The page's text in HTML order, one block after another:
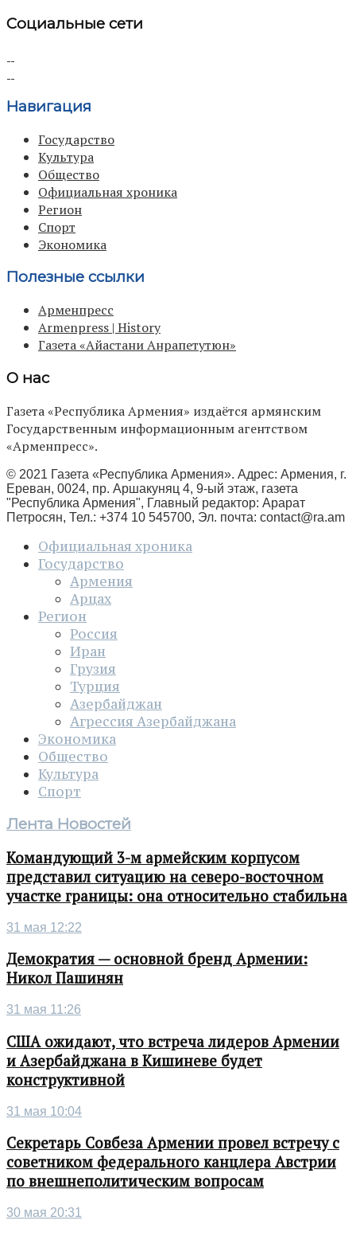
Социальные сети
Навигация
Государство
Культура
Общество
Официальная хроника
Регион
Спорт
Экономика
Полезные ссылки
Арменпресс
Armenpress | History
Газета «Айастани Анрапетутюн»
О нас
Газета «Республика Армения» издаётся армянским
Государственным информационным агентством
«Арменпресс».
© 2021 Газета «Республика Армения». Адрес: Армения, г.
Ереван, 0024, пр. Аршакуняц 4, 9-ый этаж, газета
"Республика Армения", Главный редактор: Арарат
Петросян, Тел.: +374 10 545700, Эл. почта: contact@ra.am
Официальная хроника
Государство
Армения
Арцах
Регион
Россия
Иран
Грузия
Турция
Азербайджан
Агрессия Азербайджана
Экономика
Общество
Культура
Спорт
Лента Новостей
Командующий 3-м армейским корпусом
представил ситуацию на северо-восточном
участке границы: она относительно стабильна
31 мая 12:22
Демократия — основной бренд Армении:
Никол Пашинян
31 мая 11:26
США ожидают, что встреча лидеров Армении
и Азербайджана в Кишиневе будет
конструктивной
31 мая 10:04
Секретарь Совбеза Армении провел встречу с
советником федерального канцлера Австрии
по внешнеполитическим вопросам
30 мая 20:31